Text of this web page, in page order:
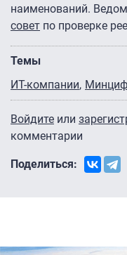
наименований.
совет по проверке
Темы
ИТ-компании
Войдите или
комментарии
Поделиться: